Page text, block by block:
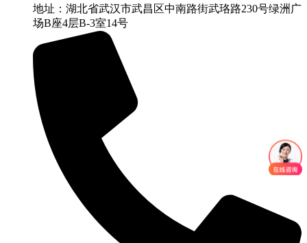
地址：湖北省武汉市武昌区中南路街武珞路230号绿洲广
场B座4层B-3室14号